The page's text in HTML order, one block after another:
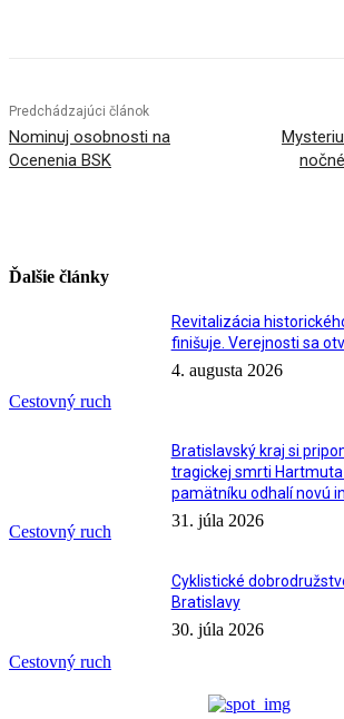
Predchádzajúci článok
Nominuj osobnosti na
Ocenenia BSK
Ďalšie články
Cestovný ruch
Revitalizácia
finišuje. Verejnosti sa
4. augusta 2026
Cestovný ruch
Bratislavský kraj si
tragickej smrti Hartmuta
pamätníku odhalí novú
31. júla 2026
Cestovný ruch
Cyklistické
Bratislavy
30. júla 2026